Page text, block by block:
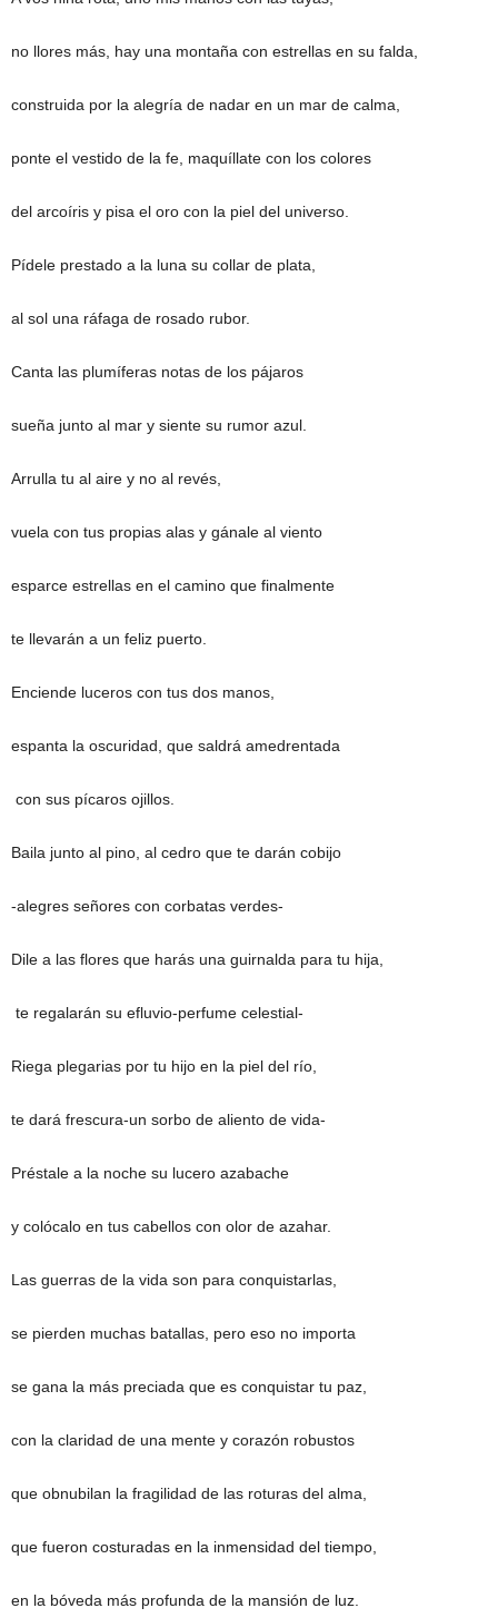
no llores más, hay una montaña con estrellas en su falda,
construida por la alegría de nadar en un mar de calma,
ponte el vestido de la fe, maquíllate con los colores
del arcoíris y pisa el oro con la piel del universo.
Pídele prestado a la luna su collar de plata,
al sol una ráfaga de rosado rubor.
Canta las plumíferas notas de los pájaros
sueña junto al mar y siente su rumor azul.
Arrulla tu al aire y no al revés,
vuela con tus propias alas y gánale al viento
esparce estrellas en el camino que finalmente
te llevarán a un feliz puerto.
Enciende luceros con tus dos manos,
espanta la oscuridad, que saldrá amedrentada
con sus pícaros ojillos.
Baila junto al pino, al cedro que te darán cobijo
-alegres señores con corbatas verdes-
Dile a las flores que harás una guirnalda para tu hija,
te regalarán su efluvio-perfume celestial-
Riega plegarias por tu hijo en la piel del río,
te dará frescura-un sorbo de aliento de vida-
Préstale a la noche su lucero azabache
y colócalo en tus cabellos con olor de azahar.
Las guerras de la vida son para conquistarlas,
se pierden muchas batallas, pero eso no importa
se gana la más preciada que es conquistar tu paz,
con la claridad de una mente y corazón robustos
que obnubilan la fragilidad de las roturas del alma,
que fueron costuradas en la inmensidad del tiempo,
en la bóveda más profunda de la mansión de luz.